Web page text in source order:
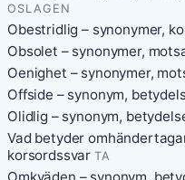
OSLAGEN
Obestridlig – synonymer,
Obsolet – synonymer,
Oenighet – synonymer,
Offside – synonym,
Olidlig – synonym,
Vad betyder
korsordssvar TA
Omkväden – synonym,